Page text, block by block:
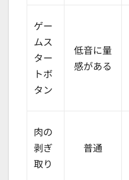
ゲー
ムス
ター
トボ
タン
低音に量
感がある
肉の
剥ぎ
取り
普通